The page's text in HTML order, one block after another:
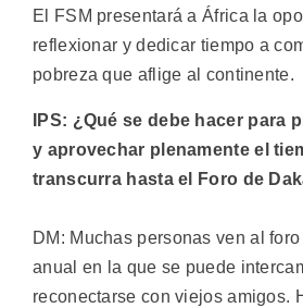
El FSM presentará a África la
reflexionar y dedicar tiempo a
pobreza que aflige al continente.
IPS: ¿Qué se debe hacer para
y aprovechar plenamente el
transcurra hasta el Foro de
DM: Muchas personas ven al
anual en la que se puede
reconectarse con viejos amigos.